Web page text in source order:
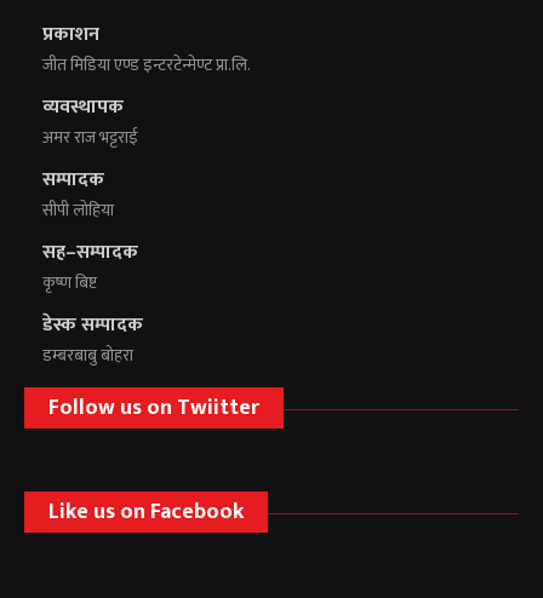
प्रकाशन
जीत मिडिया एण्ड इन्टरटेन्मेण्ट प्रा.लि.
व्यवस्थापक
अमर राज भट्टराई
सम्पादक
सीपी लोहिया
सह–सम्पादक
कृष्ण बिष्ट
डेस्क सम्पादक
डम्बरबाबु बोहरा
Follow us on Twiitter
Like us on Facebook